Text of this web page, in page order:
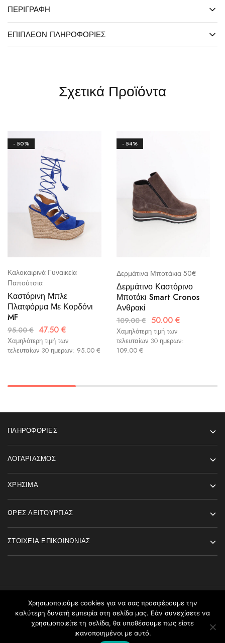
ΠΕΡΙΓΡΑΦΉ
ΕΠΙΠΛΈΟΝ ΠΛΗΡΟΦΟΡΊΕΣ
Σχετικά Προϊόντα
- 50%
Καλοκαιρινά Γυναικεία
Παπούτσια
Καστόρινη Μπλε
Πλατφόρμα Με Κορδόνι
MF
95.00€ 47.50 €
Χαμηλότερη τιμή των
τελευταίων 30 ημερων: 95.00 €
- 54%
Δερμάτινα Μποτάκια 50€
Δερμάτινο Καστόρινο
Μποτάκι Smart Cronos
Ανθρακί
109.00€ 50.00 €
Χαμηλότερη τιμή των
τελευταίων 30 ημερων:
109.00 €
ΠΛΗΡΟΦΟΡΊΕΣ
ΛΟΓΑΡΙΑΣΜΌΣ
ΧΡΉΣΙΜΑ
ΏΡΕΣ ΛΕΙΤΟΥΡΓΊΑΣ
ΣΤΟΙΧΕΊΑ ΕΠΙΚΟΙΝΩΝΊΑΣ
©2026 Angels Fashion All rights reserved
Χρησιμοποιούμε cookies για να σας προσφέρουμε την
καλύτερη δυνατή εμπειρία στη σελίδα μας. Εάν συνεχίσετε να
χρησιμοποιείτε τη σελίδα, θα υποθέσουμε πως είστε
ικανοποιημένοι με αυτό.